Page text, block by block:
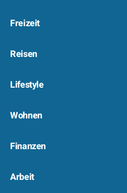
Freizeit
Reisen
Lifestyle
Wohnen
Finanzen
Arbeit